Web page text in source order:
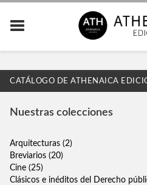
CATÁLOGO DE ATHENAICA
CATEGORÍAS
ENSAYO
NARRATIVA
Nuestras colecciones
Arquitecturas (2)
Breviarios (20)
Cine (25)
Clásicos e inéditos del Derecho